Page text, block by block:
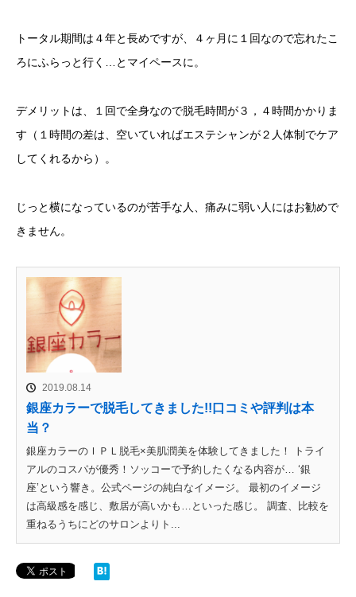
トータル期間は４年と長めですが、４ヶ月に１回なので忘れたこ
ろにふらっと行く…とマイペースに。
デメリットは、１回で全身なので脱毛時間が３，４時間かかりま
す（１時間の差は、空いていればエステシャンが２人体制でケア
してくれるから）。
じっと横になっているのが苦手な人、痛みに弱い人にはお勧めで
きません。
2019.08.14
銀座カラーで脱毛してきました!!口コミや評判は本
当？
銀座カラーのＩＰＬ脱毛×美肌潤美を体験してきました！ トライ
アルのコスパが優秀！ソッコーで予約したくなる内容が… ‘銀
座’という響き。公式ページの純白なイメージ。 最初のイメージ
は高級感を感じ、敷居が高いかも…といった感じ。 調査、比較を
重ねるうちにどのサロンよりト...